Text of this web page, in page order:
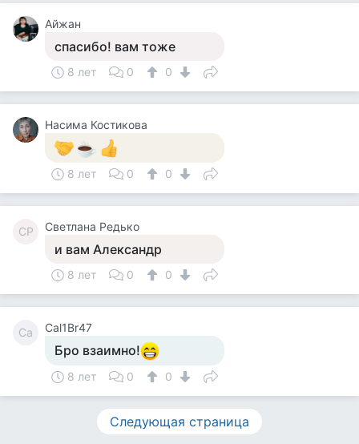
Айжан
спасибо! вам тоже
8 лет 0 0
Насима Костикова
8 лет 0 0
СР Светлана Редько
и вам Александр
8 лет 0 0
Ca Cal1Br47
Бро взаимно!
8 лет 0 0
Следующая страница